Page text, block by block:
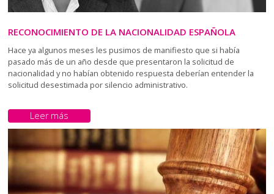
RECONOCIMIENTO DE LA NACIONALIDAD ESPAÑOLA
Hace ya algunos meses les pusimos de manifiesto que si había
pasado más de un año desde que presentaron la solicitud de
nacionalidad y no habían obtenido respuesta deberían entender la
solicitud desestimada por silencio administrativo.
Leer más